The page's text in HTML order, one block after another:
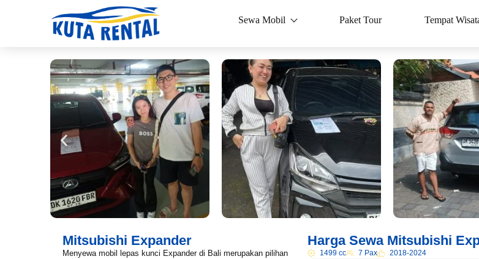
Sewa Mobil Paket Tour Tempat
Mitsubishi Expander
Menyewa mobil lepas kunci Expander di Bali merupakan pilihan
Harga Sewa Mitsubishi
1499 cc 7 Pax 2018-2024